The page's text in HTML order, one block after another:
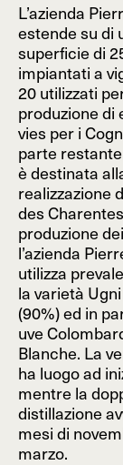
L’azienda
estende su di
superficie di
impiantati a
20 utilizzati
produzione di
vies per i
parte
è destinata
realizzazione
des
produzione
l’azienda
utilizza
la varietà
(90%) ed in
uve
Blanche. La
ha luogo ad
mentre la
distillazione
mesi di
marzo.